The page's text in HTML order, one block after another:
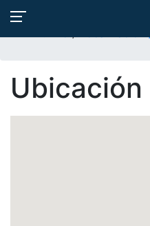
Ubicación